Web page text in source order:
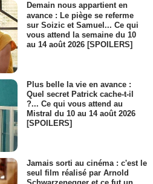
Demain nous appartient en
avance : Le piège se referme
sur Soizic et Samuel... Ce qui
vous attend la semaine du 10
au 14 août 2026 [SPOILERS]
Plus belle la vie en avance :
Quel secret Patrick cache-t-il
?... Ce qui vous attend au
Mistral du 10 au 14 août 2026
[SPOILERS]
Jamais sorti au cinéma : c'est le
seul film réalisé par Arnold